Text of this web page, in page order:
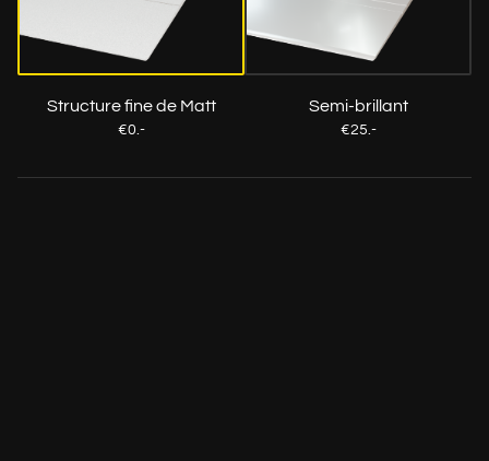
Structure fine de Matt
€0.-
Semi-brillant
€25.-